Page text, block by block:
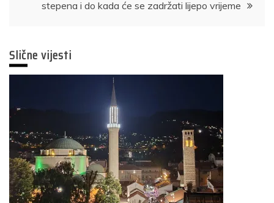
stepena i do kada će se zadržati lijepo vrijeme
Slične vijesti